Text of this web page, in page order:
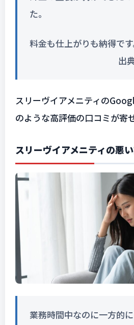
た。
料金も仕上がりも納得です
出
スリーヴイアメニティの
のような高評価の口コミが寄
スリーヴイアメニティの悪
業務時間中なのに一方的